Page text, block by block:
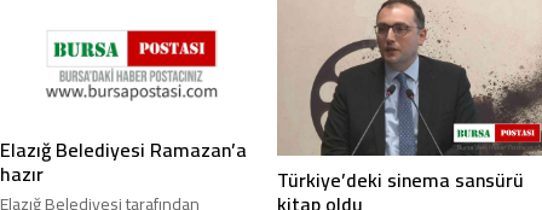
Elazığ Belediyesi Ramazan’a
hazır
Elazığ Belediyesi tarafından
Türkiye’deki sinema sansürü